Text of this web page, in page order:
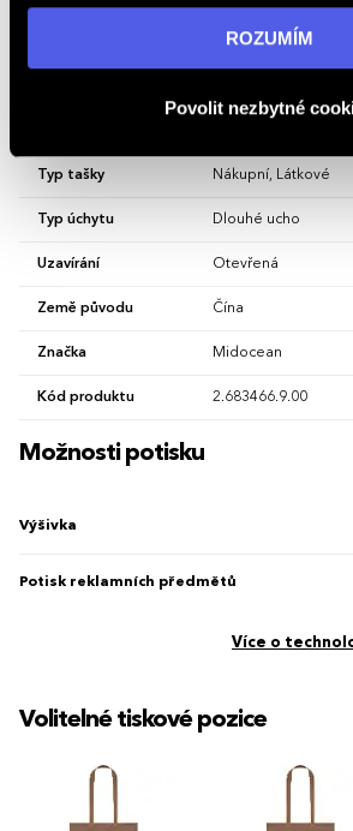
informací navštivte naši stránku
ROZUMÍM
Povolit nezbytné
Typ tašky Nákupní, Látkové
Typ úchytu Dlouhé ucho
Uzavírání Otevřená
Země původu Čína
Značka Midocean
Kód produktu 2.683466.9.00
Možnosti potisku
Výšivka
Potisk reklamních předmětů
Více o
Volitelné tiskové pozice